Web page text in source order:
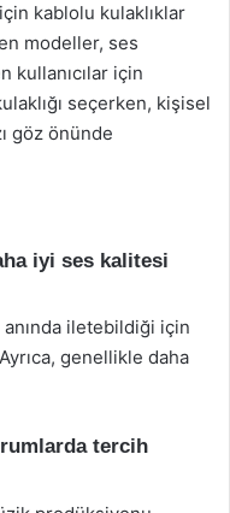
kablolu kulaklıklar
modeller, ses
kullanıcılar için
seçerken, kişisel
göz önünde
iyi ses kalitesi
iletebildiği için
genellikle daha
tercih